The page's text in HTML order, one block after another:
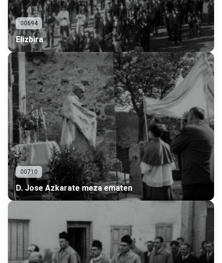
00694
Elizbira
00710
D. Jose Azkarate meza ematen